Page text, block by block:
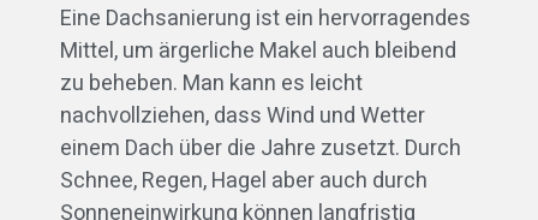
Eine Dachsanierung ist ein hervorragendes
Mittel, um ärgerliche Makel auch bleibend
zu beheben. Man kann es leicht
nachvollziehen, dass Wind und Wetter
einem Dach über die Jahre zusetzt. Durch
Schnee, Regen, Hagel aber auch durch
Sonneneinwirkung können langfristig